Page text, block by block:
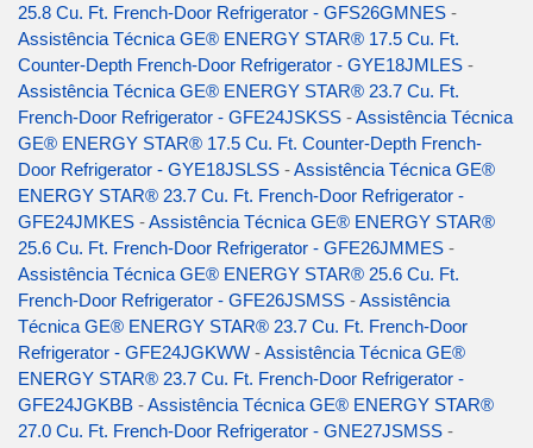
25.8 Cu. Ft. French-Door Refrigerator - GFS26GMNES -
Assistência Técnica GE® ENERGY STAR® 17.5 Cu. Ft.
Counter-Depth French-Door Refrigerator - GYE18JMLES -
Assistência Técnica GE® ENERGY STAR® 23.7 Cu. Ft.
French-Door Refrigerator - GFE24JSKSS -Assistência Técnica
GE® ENERGY STAR® 17.5 Cu. Ft. Counter-Depth French-
Door Refrigerator - GYE18JSLSS -Assistência Técnica GE®
ENERGY STAR® 23.7 Cu. Ft. French-Door Refrigerator -
GFE24JMKES -Assistência Técnica GE® ENERGY STAR®
25.6 Cu. Ft. French-Door Refrigerator - GFE26JMMES -
Assistência Técnica GE® ENERGY STAR® 25.6 Cu. Ft.
French-Door Refrigerator - GFE26JSMSS -Assistência
Técnica GE® ENERGY STAR® 23.7 Cu. Ft. French-Door
Refrigerator - GFE24JGKWW -Assistência Técnica GE®
ENERGY STAR® 23.7 Cu. Ft. French-Door Refrigerator -
GFE24JGKBB -Assistência Técnica GE® ENERGY STAR®
27.0 Cu. Ft. French-Door Refrigerator - GNE27JSMSS -